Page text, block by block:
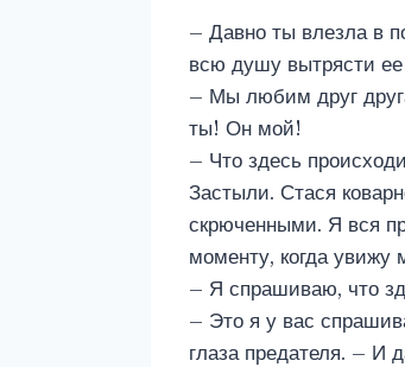
– Давно ты влезла в
всю душу вытрясти ее
– Мы любим друг
ты! Он мой!
– Что здесь
Застыли. Стася
скрюченными. Я вся
моменту, когда
– Я спрашиваю, что
– Это я у вас
глаза предателя. – И